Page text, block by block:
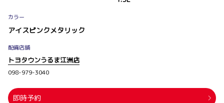
カラー
アイスピンクメタリック
配備店舗
トヨタウンうるま江洲店
098-979-3040
即時予約